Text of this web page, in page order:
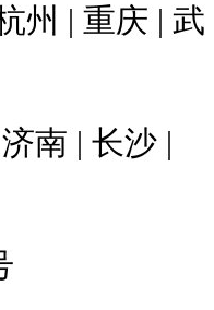
州 | 重庆 | 武
南 | 长沙 |